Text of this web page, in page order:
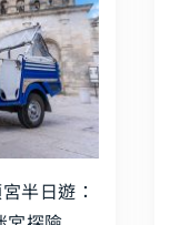
半日遊：